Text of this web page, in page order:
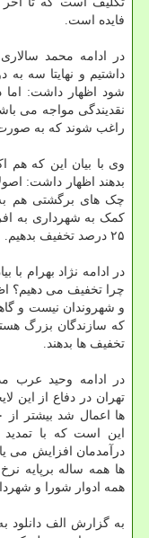
فایده است.
داشتیم و نهایتا سه به
شود اظهار داشت:
نقدیندگی مواجه می
راغب شوند که به
وی با بیان این که هم
بدهند اظهار داشت:
چک های برگشتی هم
کمک به شهرداری به
۲۵ درصد تخفیف بدهیم.
در ادامه نژاد بهرام با
چرا تخفیف می دهیم؟
و شهروندان نیست و
که سازندگان بزرگ
تخفیف ها بدهند.
در ادامه وحید عرب
تهران در دفاع از این
درآمدمان افزایش می
ها همه ساله برپایه
همه ادوار شورا و
به گزارش الف دانلود